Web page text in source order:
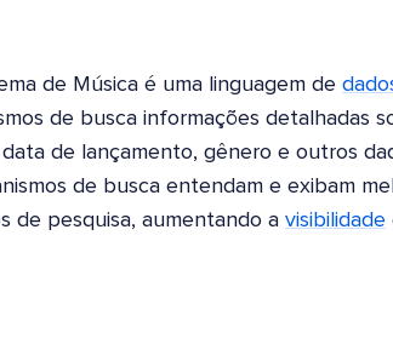
de Música é uma linguagem de
de busca informações detalhadas
de lançamento, gênero e outros
de busca entendam e exibam
de pesquisa, aumentando a visibilidade